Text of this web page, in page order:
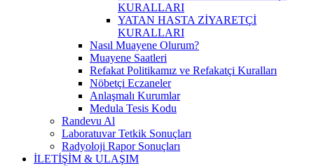
KURALLARI
YATAN HASTA ZİYARETÇİ
KURALLARI
Nasıl Muayene Olurum?
Muayene Saatleri
Refakat Politikamız ve Refakatçi Kuralları
Nöbetçi Eczaneler
Anlaşmalı Kurumlar
Medula Tesis Kodu
Randevu Al
Laboratuvar Tetkik Sonuçları
Radyoloji Rapor Sonuçları
İLETİŞİM & ULAŞIM